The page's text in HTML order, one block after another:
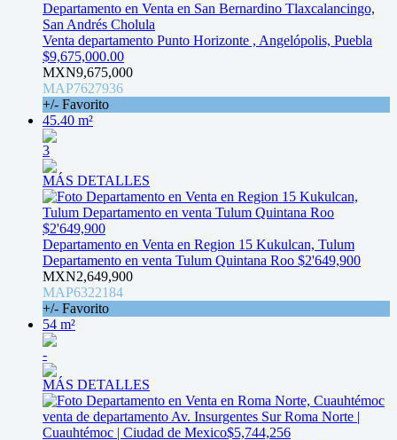
Departamento en Venta en San Bernardino Tlaxcalancingo,
San Andrés Cholula
Venta departamento Punto Horizonte , Angelópolis, Puebla
$9,675,000.00
MXN9,675,000
MAP7627936
+/- Favorito
45.40 m²
3
MÁS DETALLES
Departamento en Venta en Region 15 Kukulcan, Tulum
Departamento en venta Tulum Quintana Roo $2'649,900
MXN2,649,900
MAP6322184
+/- Favorito
54 m²
-
MÁS DETALLES